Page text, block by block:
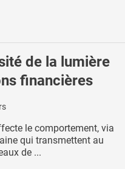
de la lumière
financières
le comportement, via
qui transmettent au
de ...